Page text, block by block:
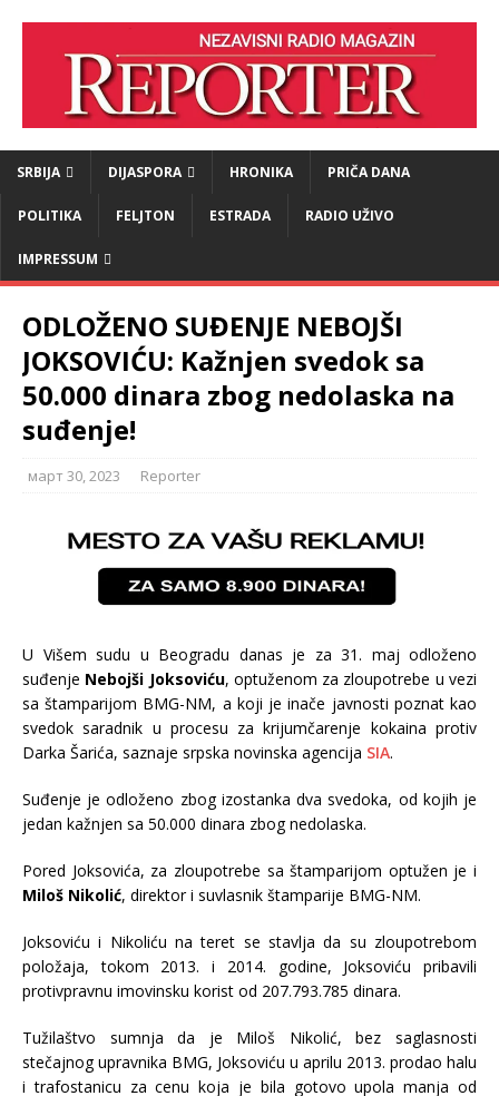
SRBIJA DIJASPORA HRONIKA PRIČA DANA
POLITIKA FELJTON ESTRADA RADIO UŽIVO
IMPRESSUM
ODLOŽENO SUĐENJE NEBOJŠI
JOKSOVIĆU: Kažnjen svedok sa
50.000 dinara zbog nedolaska na
suđenje!
март 30, 2023 Reporter
U Višem sudu u Beogradu danas je za 31. maj odloženo
suđenje Nebojši Joksoviću, optuženom za zloupotrebe u vezi
sa štamparijom BMG-NM, a koji je inače javnosti poznat kao
svedok saradnik u procesu za krijumčarenje kokaina protiv
Darka Šarića, saznaje srpska novinska agencija SIA.
Suđenje je odloženo zbog izostanka dva svedoka, od kojih je
jedan kažnjen sa 50.000 dinara zbog nedolaska.
Pored Joksovića, za zloupotrebe sa štamparijom optužen je i
Miloš Nikolić, direktor i suvlasnik štamparije BMG-NM.
Joksoviću i Nikoliću na teret se stavlja da su zloupotrebom
položaja, tokom 2013. i 2014. godine, Joksoviću pribavili
protivpravnu imovinsku korist od 207.793.785 dinara.
Tužilaštvo sumnja da je Miloš Nikolić, bez saglasnosti
stečajnog upravnika BMG, Joksoviću u aprilu 2013. prodao halu
i trafostanicu za cenu koja je bila gotovo upola manja od